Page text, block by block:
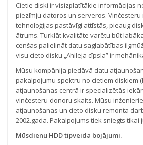
Cietie diski ir visizplatītākie informācijas
piezīmju datoros un serveros. Vinčesteru
tehnoloģijas pastāvīgi attīstās, pieaug
ātrums. Turklāt kvalitāte varētu būt
cenšas palielināt datu saglabātības
visu cieto disku „Ahileja cīpsla” ir
Mūsu kompānija piedāvā datu
pakalpojumu spektru no cietiem diskiem
atjaunošanas centrā ir specializētās
vinčesteru-donoru skaits. Mūsu
atjaunošanas un cieto disku remonta
2002.gada. Pakalpojums tiek sniegts tikai
Mūsdienu HDD tipveida bojājumi.